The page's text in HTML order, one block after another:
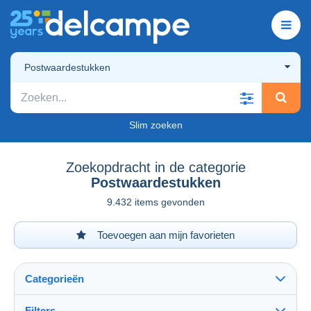
Postwaardestukken
Slim zoeken
Zoekopdracht in de categorie
Postwaardestukken
9.432 items gevonden
Toevoegen aan mijn favorieten
Categorieën